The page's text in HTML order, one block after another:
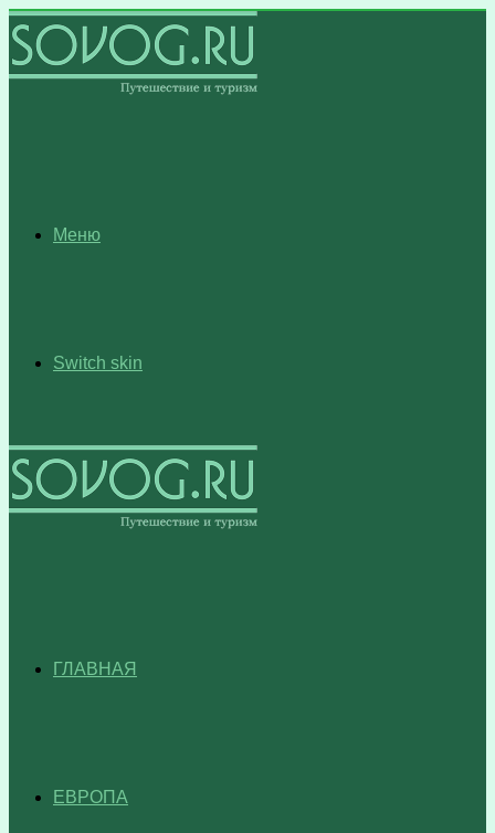
Меню
Switch skin
ГЛАВНАЯ
ЕВРОПА